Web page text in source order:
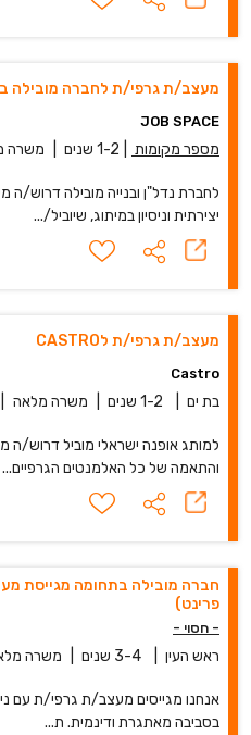
מעצב/ת גרפי/ת לחברה מובילה
JOB SPACE
מספר מקומות 1-2 שנים משרה
לחברת נדל"ן ובנייה מובילה
יצירתית וניסיון במיתוג, שיוביל/...
מעצב/ת גרפי/ת לCASTRO
Castro
בת ים 1-2 שנים משרה מלאה
למותג אופנה ישראלי מוביל דרוש/ה
והתאמה של כל האלמנטים הגרפיים...
חברה מובילה בתחומה מגייסת
פרינט)
- חסוי -
ראש העין 3-4 שנים משרה
אנחנו מגייסים מעצב/ת גרפי/ת עם
בסביבה מאתגרת ודינמית. ת...